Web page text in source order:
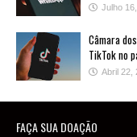
Julho
Câmara
TikTok no
Abril 22,
FAÇA SUA DOAÇÃO